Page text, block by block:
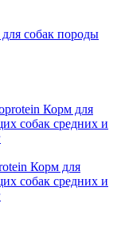
собак породы
Корм для
собак средних и